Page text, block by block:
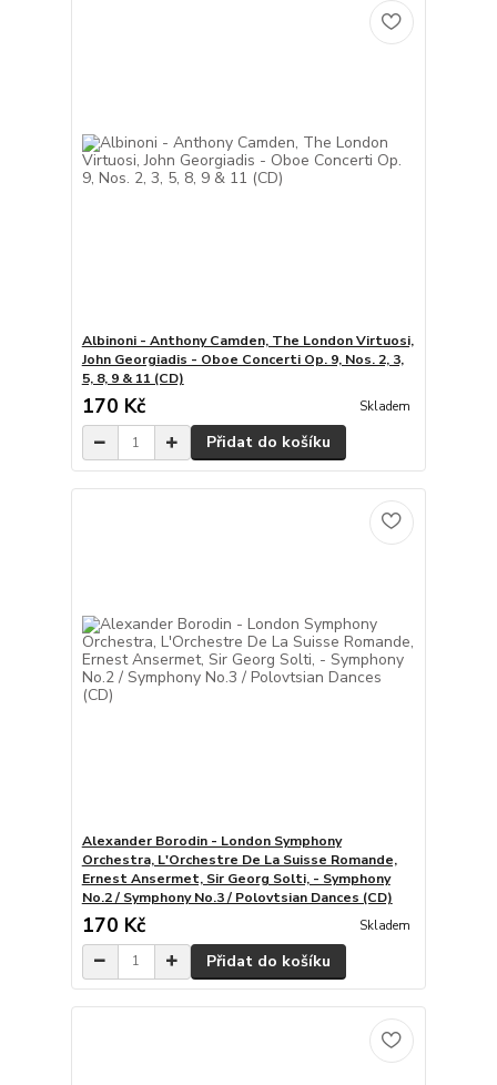
Albinoni - Anthony Camden, The London Virtuosi,
John Georgiadis - Oboe Concerti Op. 9, Nos. 2, 3,
5, 8, 9 & 11 (CD)
170 Kč Skladem
Přidat do košíku
Alexander Borodin - London Symphony
Orchestra, L'Orchestre De La Suisse Romande,
Ernest Ansermet, Sir Georg Solti, - Symphony
No.2 / Symphony No.3 / Polovtsian Dances (CD)
170 Kč Skladem
Přidat do košíku